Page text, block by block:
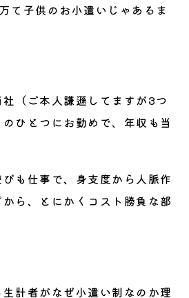
て子供のお小遣いじゃあるま
（ご本人謙遜してますが3つ
ひとつにお勤めで、年収も当
も仕事で、身支度から人脈作
ら、とにかくコスト勝負な部
計者がなぜ小遣い制なのか理